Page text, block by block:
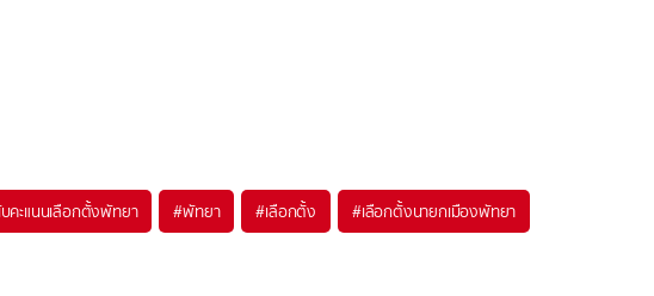
คะแนนเลือกตั้งพัทยา #พัทยา #เลือกตั้ง #เลือกตั้งนายกเมืองพัทยา